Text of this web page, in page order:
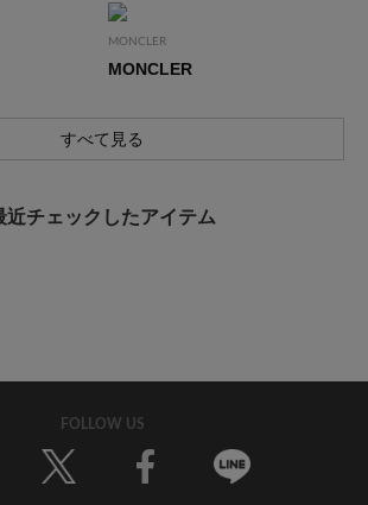
MONCLER
MONCLER
すべて見る
近チェックしたアイテム
FOLLOW US